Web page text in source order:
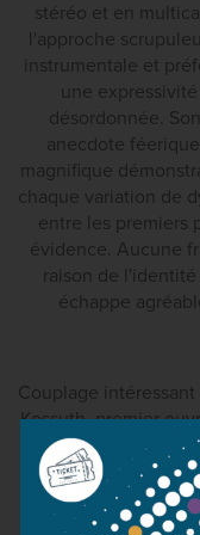
stéréo et en
l'approche
instrumentale et
une
désordonnée.
anecdote
magnifique
chaque variation de
entre les premiers
évidence. Aucune
raison de
échappe
Couplage
Kossuth, premier
encore marqué
romantiques et en
bouleversé par
encore c'est le